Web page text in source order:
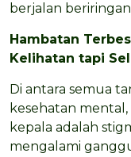
berjalan
Hambatan
Kelihatan tapi
Di antara semua
kesehatan
kepala adalah
mengalami